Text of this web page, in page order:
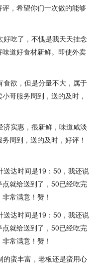
，希望你们一次做的能够
吃了，不愧是我天天挂念
道好食材新鲜。即使外卖
欲，但是分量不大，属于
哥服务周到，送的及时，
实惠，很新鲜，味道咸淡
周到，送的及时，好评！
送达时间是19：50，我还说
就给送到了，50已经吃完
常满意！赞！
送达时间是19：50，我还说
就给送到了，50已经吃完
常满意！赞！
蛮丰富，老板还是蛮用心